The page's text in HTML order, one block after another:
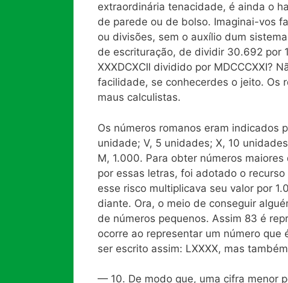
extraordinária tenacidade, é ainda o
de parede ou de bolso. Imaginai-vos
ou divisões, sem o auxílio dum
de escrituração, de dividir 30.692 por
XXXDCXCII dividido por MDCCCXXI?
facilidade, se conhecerdes o jeito. Os
maus calculistas.
Os números romanos eram indicados
unidade; V, 5 unidades; X, 10
M, 1.000. Para obter números
por essas letras, foi adotado o
esse risco multiplicava seu valor por
diante. Ora, o meio de conseguir
de números pequenos. Assim 83 é
ocorre ao representar um número
ser escrito assim: LXXXX, mas
— 10. De modo que, uma cifra menor